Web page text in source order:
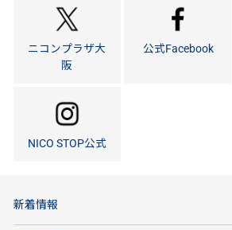
ニコンプラザ大
阪
公式Facebook
NICO STOP公式
新着情報